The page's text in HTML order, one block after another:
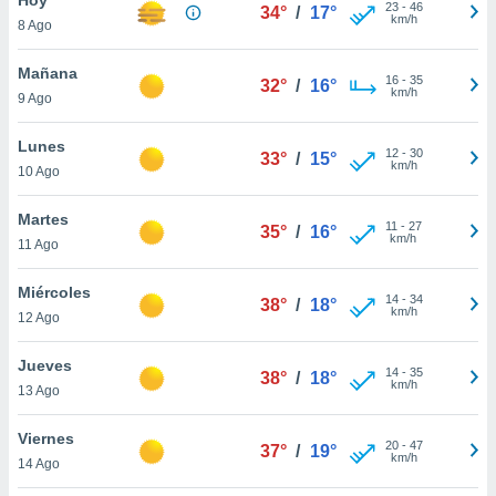
en
más
nuestra
de
cookies
aceptar
8 Ago
34° / 17° 23- 46
km/h
Mañana
9 Ago
32° / 16° 16- 35
km/h
Lunes
10 Ago
33° / 15° 12- 30
km/h
Martes
11 Ago
35° / 16° 11 - 27
km/h
Miércoles
12 Ago
38° / 18° 14- 34
km/h
Jueves
13 Ago
38° / 18° 14- 35
km/h
Viernes
14 Ago
37° / 19° 20- 47
km/h